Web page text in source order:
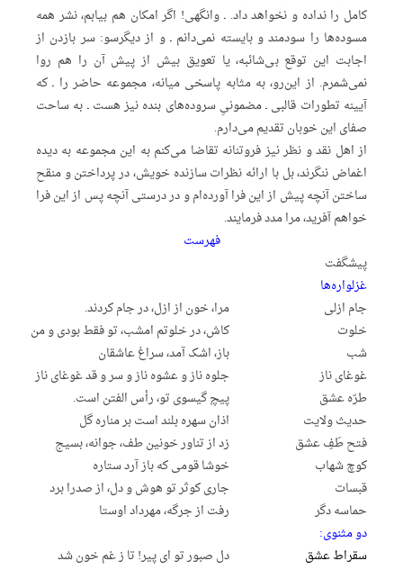
کامل را نداده و نخواهد داد. ـ وانگهی! اگر امکان هم بیابم، نشر همه
مسوده‌ها را سودمند و بایسته نمی‌دانم ـ و از دیگرسو: سر بازدن از
اجابت این توقع بی‌شائبه، یا تعویق بیش از پیش آن را هم روا
نمی‌شمرم. از این‌رو، به مثابه پاسخی میانه، مجموعه حاضر را ـ که
آیینه تطورات قالبی ـ مضمونیِ سروده‌های بنده نیز هست ـ به ساحت
صفای این خوبان تقدیم می‌دارم.
از اهل نقد و نظر نیز فروتنانه تقاضا می‌کنم به این مجموعه به دیده
اغماض ننگرند، بل با ارائه نظرات سازنده خویش، در پرداختن و منقح
ساختن آنچه پیش از این فرا آورده‌ام و در درستی آنچه پس از این فرا
خواهم آفرید، مرا مدد فرمایند.
فهرست
پیشگفت
غزلواره‌ها
جام ازلی
مرا، خون از ازل، در جام کردند.
خلوت
کاش، در خلوتم امشب، تو فقط بودی و من
شب
باز، اشک آمد، سراغ عاشقان
غوغای ناز
جلوه ناز و عشوه ناز و سر و قد غوغای ناز
طرّه عشق
پیچ گیسوی تو، رأس الفتن است.
حدیث ولایت
اذان سهره بلند است بر مناره گل
فتح طَفِ عشق
زد از تناور خونین طف، جوانه، بسیج
کوچ شهاب
خوشا قومی که باز آرد ستاره
قبسات
جاری کوثر تو هوش و دل، از صدرا برد
حماسه دگر
رفت از جرگه، مهرداد اوستا
دو مثنوی:
سقراط عشق
دل صبور تو ای پیر! تا ز غم خون شد